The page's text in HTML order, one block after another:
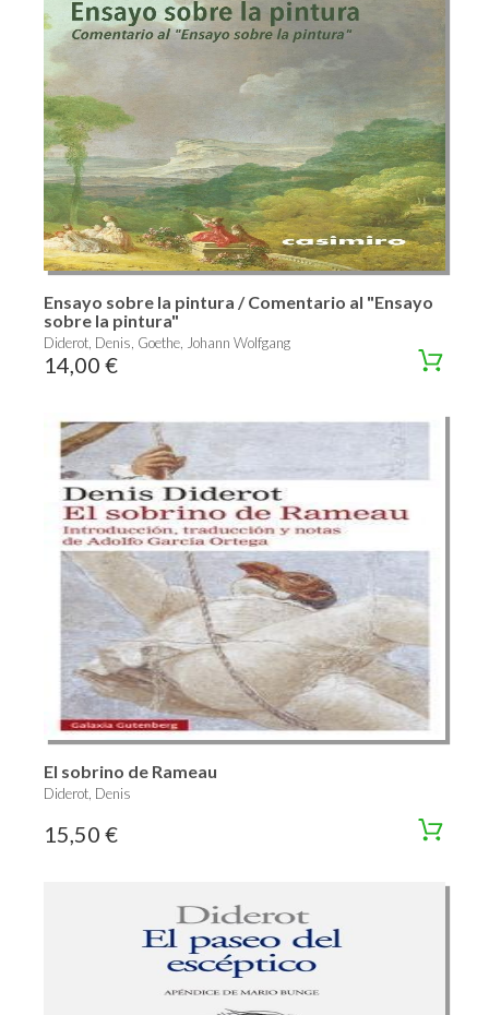
Ensayo sobre la pintura / Comentario al "Ensayo
sobre la pintura"
Diderot, Denis, Goethe, Johann Wolfgang
14,00 €
El sobrino de Rameau
Diderot, Denis
15,50 €